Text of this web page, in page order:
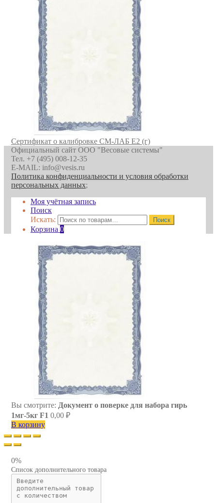
Сертификат о калибровке СМ-ЛАБ E2 (г)
Официальный сайт ООО "Весовые системы"
Тел. +7 (495) 008-12-35
E-MAIL: info@vesis.ru
Политика конфиденциальности и условия обработки
персональных данных;
Моя учётная запись
Поиск
Искать:
Поиск
Корзина 0
Вы смотрите: Документ о поверке для набора гирь
1мг-5кг F1 0,00 ₽
В корзину
0%
Список дополнительного товара